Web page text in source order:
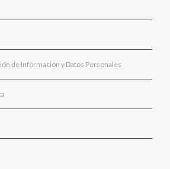
de Información y Datos Personales